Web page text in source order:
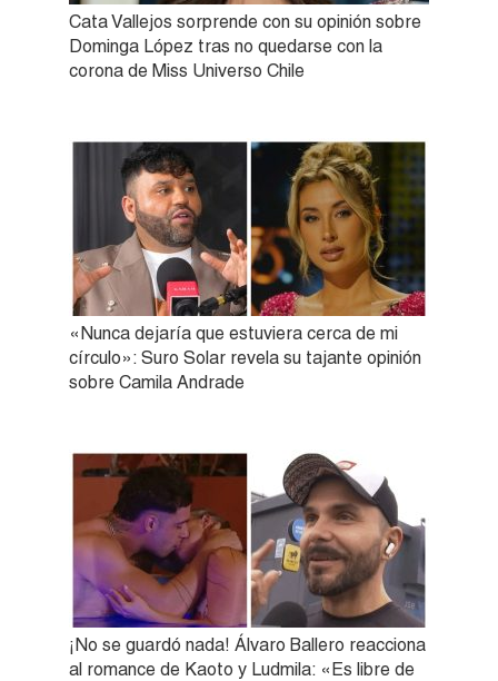
Cata Vallejos sorprende con su opinión sobre
Dominga López tras no quedarse con la
corona de Miss Universo Chile
«Nunca dejaría que estuviera cerca de mi
círculo»: Suro Solar revela su tajante opinión
sobre Camila Andrade
¡No se guardó nada! Álvaro Ballero reacciona
al romance de Kaoto y Ludmila: «Es libre de